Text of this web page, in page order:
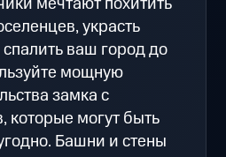
украсть
ваш город до
мощную
замка с
могут быть
Башни и стены